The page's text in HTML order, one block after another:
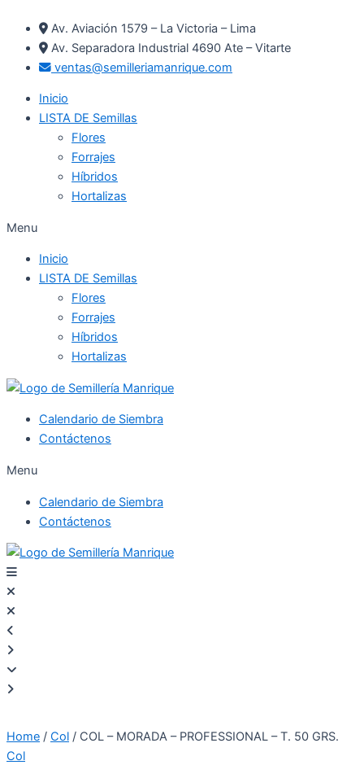
contenido
Av. Aviación 1579 – La Victoria – Lima
Av. Separadora Industrial 4690 Ate – Vitarte
ventas@semilleriamanrique.com
Inicio
LISTA DE Semillas
Flores
Forrajes
Híbridos
Hortalizas
Menu
Inicio
LISTA DE Semillas
Flores
Forrajes
Híbridos
Hortalizas
Calendario de Siembra
Contáctenos
Menu
Calendario de Siembra
Contáctenos
Home / Col / COL – MORADA – PROFESSIONAL – T. 50 GRS.
Col